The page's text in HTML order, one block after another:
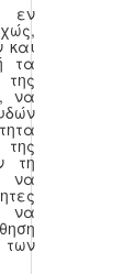
εν
και
τα
να
τη
να
να